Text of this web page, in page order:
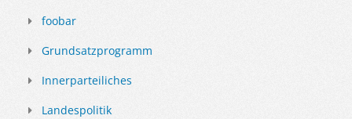
foobar
Grundsatzprogramm
Innerparteiliches
Landespolitik